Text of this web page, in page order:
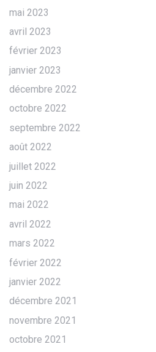
mai 2023
avril 2023
février 2023
janvier 2023
décembre 2022
octobre 2022
septembre 2022
août 2022
juillet 2022
juin 2022
mai 2022
avril 2022
mars 2022
février 2022
janvier 2022
décembre 2021
novembre 2021
octobre 2021